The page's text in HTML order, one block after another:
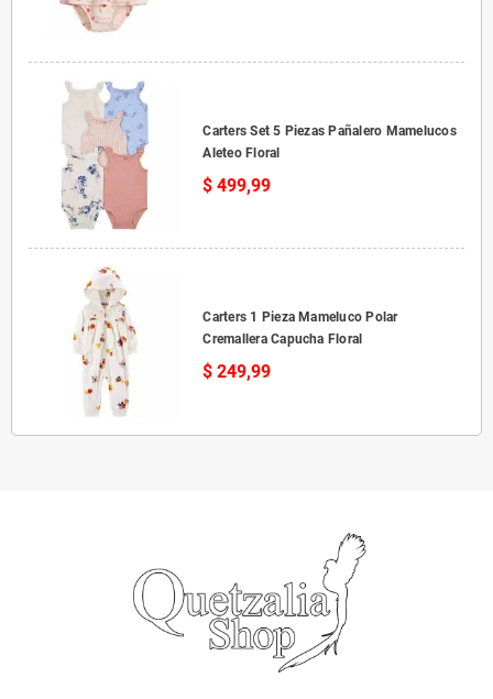
Carters Set 5 Piezas Pañalero Mamelucos
Aleteo Floral
$ 499,99
Carters 1 Pieza Mameluco Polar
Cremallera Capucha Floral
$ 249,99